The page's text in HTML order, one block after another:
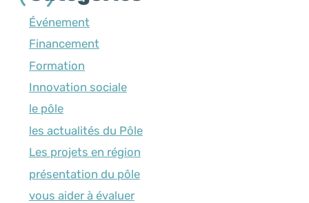
Événement
Financement
Formation
Innovation sociale
le pôle
les actualités du Pôle
Les projets en région
présentation du pôle
vous aider à évaluer